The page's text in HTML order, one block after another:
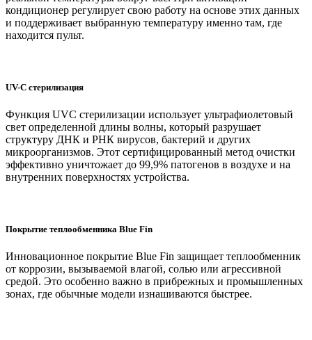
кондиционер регулирует свою работу на основе этих данных
и поддерживает выбранную температуру именно там, где
находится пульт.
UV-C стерилизация
Функция UVC стерилизации использует ультрафиолетовый
свет определенной длины волны, который разрушает
структуру ДНК и РНК вирусов, бактерий и других
микроорганизмов. Этот сертифицированный метод очистки
эффективно уничтожает до 99,9% патогенов в воздухе и на
внутренних поверхностях устройства.
Покрытие теплообменника Blue Fin
Инновационное покрытие Blue Fin защищает теплообменник
от коррозии, вызываемой влагой, солью или агрессивной
средой. Это особенно важно в прибрежных и промышленных
зонах, где обычные модели изнашиваются быстрее.